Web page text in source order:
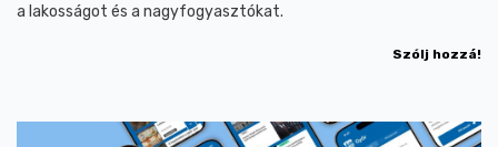
a lakosságot és a nagyfogyasztókat.
Szólj hozzá!